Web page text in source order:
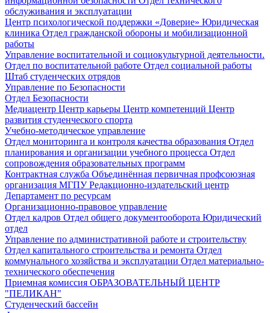
обслуживания и эксплуатации
Центр психологической поддержки «Доверие» Юридическая
клиника Отдел гражданской обороны и мобилизационной
работы
Управление воспитательной и социокультурной деятельности.
Отдел по воспитательной работе Отдел социальной работы
Штаб студенческих отрядов
Управление по Безопасности
Отдел Безопасности
Медиацентр Центр карьеры Центр компетенций Центр
развития студенческого спорта
Учебно-методическое управление
Отдел мониторинга и контроля качества образования Отдел
планирования и организации учебного процесса Отдел
сопровождения образовательных программ
Контрактная служба Объединённая первичная профсоюзная
организация МГПУРедакционно-издательский центр
Департамент по ресурсам
Организационно-правовое управление
Отдел кадров Отдел общего документооборота Юридический
отдел
Управление по административной работе и строительству
Отдел капитального строительства и ремонта Отдел
коммунального хозяйства и эксплуатации Отдел материально-
технического обеспечения
Приемная комиссия ОБРАЗОВАТЕЛЬНЫЙ ЦЕНТР
"ПЕЛИКАН"
Студенческий бассейн